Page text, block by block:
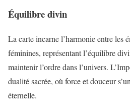
Équilibre divin
La carte incarne l’harmonie entre les
féminines, représentant l’équilibre
maintenir l’ordre dans l’univers.
dualité sacrée, où force et douceur
éternelle.